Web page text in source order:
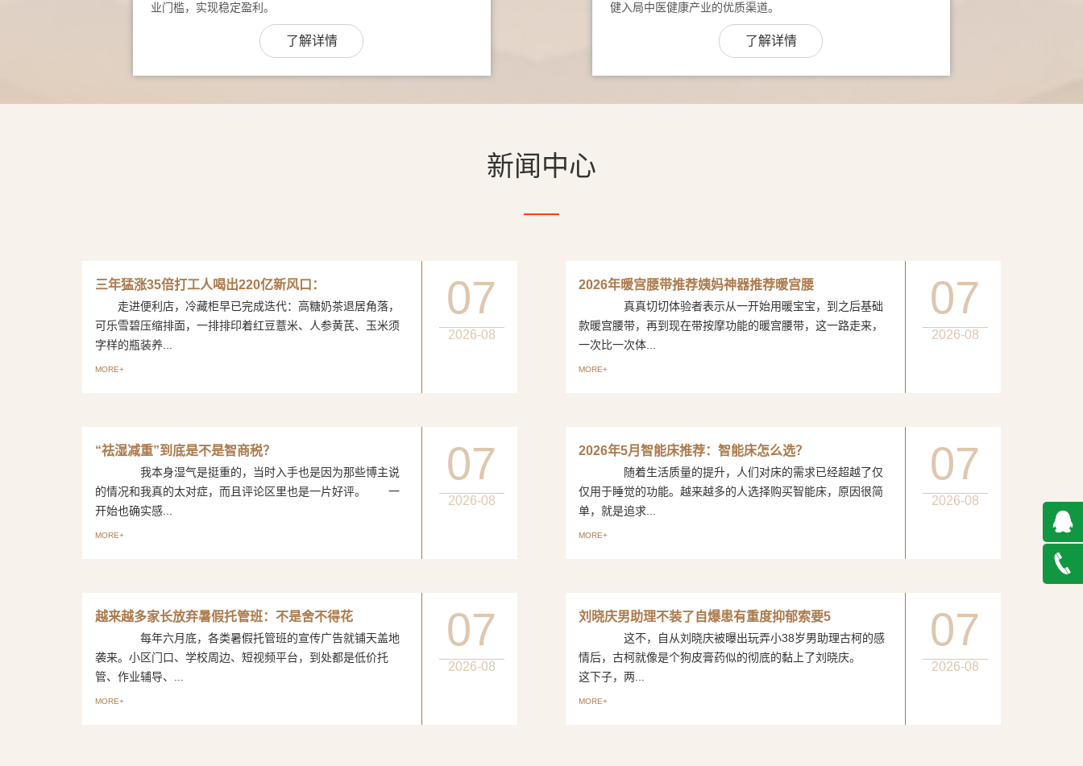
业门槛，实现稳定盈利。
了解详情
健入局中医健康产业的优质渠道。
了解详情
新闻中心
三年猛涨35倍打工人喝出220亿新风口：
走进便利店，冷藏柜早已完成迭代：高糖奶茶退居角落，
可乐雪碧压缩排面，一排排印着红豆薏米、人参黄芪、玉米须
字样的瓶装养...
MORE+
07
2026-08
2026年暖宫腰带推荐姨妈神器推荐暖宫腰
真真切切体验者表示从一开始用暖宝宝，到之后基础
款暖宫腰带，再到现在带按摩功能的暖宫腰带，这一路走来，
一次比一次体...
MORE+
07
2026-08
“祛湿减重”到底是不是智商税？
我本身湿气是挺重的，当时入手也是因为那些博主说
的情况和我真的太对症，而且评论区里也是一片好评。 一
开始也确实感...
MORE+
07
2026-08
2026年5月智能床推荐：智能床怎么选？
随着生活质量的提升，人们对床的需求已经超越了仅
仅用于睡觉的功能。越来越多的人选择购买智能床，原因很简
单，就是追求...
MORE+
07
2026-08
越来越多家长放弃暑假托管班：不是舍不得花
每年六月底，各类暑假托管班的宣传广告就铺天盖地
袭来。小区门口、学校周边、短视频平台，到处都是低价托
管、作业辅导、...
MORE+
07
2026-08
刘晓庆男助理不装了自爆患有重度抑郁索要5
这不，自从刘晓庆被曝出玩弄小38岁男助理古柯的感
情后，古柯就像是个狗皮膏药似的彻底的黏上了刘晓庆。
这下子，两...
MORE+
07
2026-08
QQ在